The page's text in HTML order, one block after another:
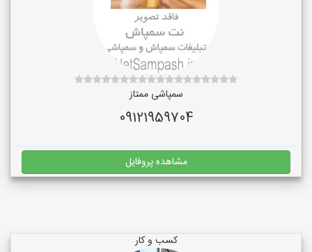
سمپاشی ممتاز
09121959704
مشاهده پروفایل
کسب و کار